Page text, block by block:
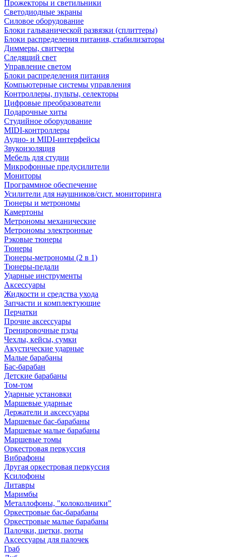
Прожекторы и светильники
Светодиодные экраны
Силовое оборудование
Блоки гальванической развязки (сплиттеры)
Блоки распределения питания, стабилизаторы
Диммеры, свитчеры
Следящий свет
Управление светом
Блоки распределения питания
Компьютерные системы управления
Контроллеры, пульты, селекторы
Цифровые преобразователи
Подарочные хиты
Студийное оборудование
MIDI-контроллеры
Аудио- и MIDI-интерфейсы
Звукоизоляция
Мебель для студии
Микрофонные предусилители
Мониторы
Программное обеспечение
Усилители для наушников/сист. мониторинга
Тюнеры и метрономы
Камертоны
Метрономы механические
Метрономы электронные
Рэковые тюнеры
Тюнеры
Тюнеры-метрономы (2 в 1)
Тюнеры-педали
Ударные инструменты
Аксессуары
Жидкости и средства ухода
Запчасти и комплектующие
Перчатки
Прочие аксессуары
Тренировочные пэды
Чехлы, кейсы, сумки
Акустические ударные
Mалые барабаны
Бас-барабан
Детские барабаны
Том-том
Ударные установки
Маршевые ударные
Держатели и аксессуары
Маршевые бас-барабаны
Маршевые малые барабаны
Маршевые томы
Оркестровая перкуссия
Вибрафоны
Другая оркестровая перкуссия
Ксилофоны
Литавры
Маримбы
Металлофоны, "колокольчики"
Оркестровые бас-барабаны
Оркестровые малые барабаны
Палочки, щетки, рюты
Аксессуары для палочек
Граб